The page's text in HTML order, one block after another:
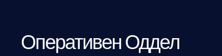
Оперативен Оддел